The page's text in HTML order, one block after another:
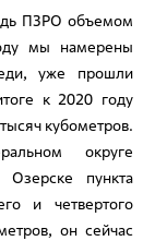
ПЗРО объемом
мы намерены
уже прошли
к 2020 году
кубометров.
округе
Озерске пункта
и четвертого
он сейчас